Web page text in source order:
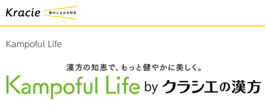
Kampoful Life